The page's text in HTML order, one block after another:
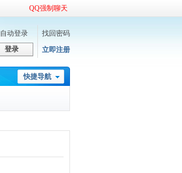
QQ强制聊天
自动登录
找回密码
登录 立即注册
快捷导航